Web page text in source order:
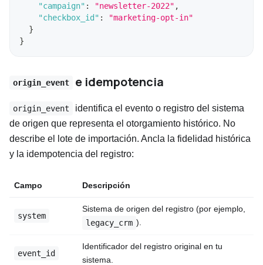
"campaign" : "newsletter-2022" ,
"checkbox_id" :
"marketing-opt-in"
}
}
origin_event e idempotencia
origin_event
identifica el evento o registro del sistema
de origen que representa el otorgamiento histórico. No
describe el lote de importación. Ancla la fidelidad histórica
y la idempotencia del registro:
Campo Descripción
system
Sistema de origen del registro (por ejemplo,
legacy_crm ).
event_id
Identificador del registro original en tu
sistema.